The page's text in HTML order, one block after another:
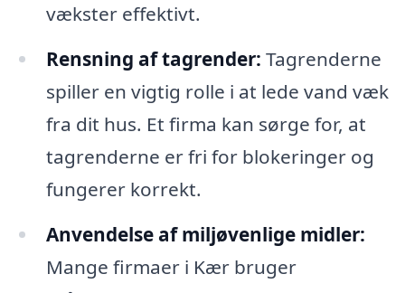
vækster effektivt.
Rensning af tagrender: Tagrenderne
spiller en vigtig rolle i at lede vand væk
fra dit hus. Et firma kan sørge for, at
tagrenderne er fri for blokeringer og
fungerer korrekt.
Anvendelse af miljøvenlige midler:
Mange firmaer i Kær bruger